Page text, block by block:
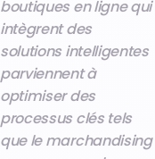
boutiques en ligne qui
intègrent des
solutions intelligentes
parviennent à
optimiser des
processus clés tels
que le marchandising